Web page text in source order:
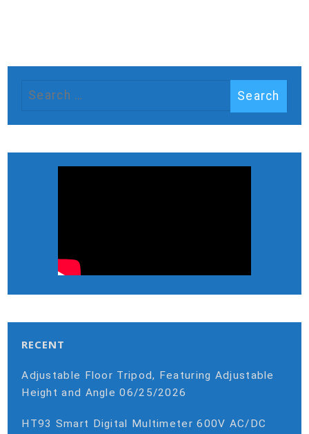
RECENT
Adjustable Floor Tripod, Featuring Adjustable
Height and Angle 06/25/2026
HT93 Smart Digital Multimeter 600V AC/DC